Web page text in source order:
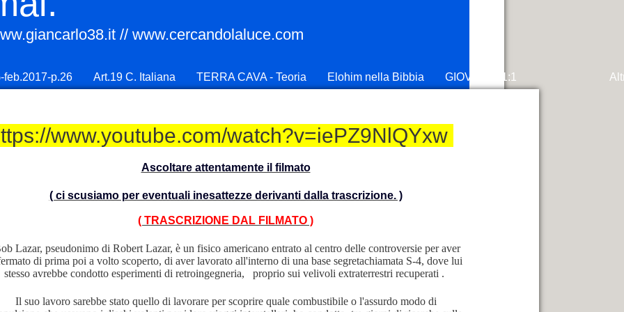
NELLO GNOSTICISMO
italiano
// www.cercandolaluce.com
feb.2017-p.26 Art.19 C. Italiana TERRA CAVA - Teoria Elohim nella Bibbia GIOVANNI 1:1
www.youtube.com/watch?v=iePZ9NlQYxw
Ascoltare attentamente il filmato
( ci scusiamo per eventuali inesattezze derivanti dalla trascrizione. )
( TRASCRIZIONE DAL FILMATO )
Lazar, pseudonimo di Robert Lazar, è un fisico americano entrato al centro delle controversie per aver
di prima poi a volto scoperto, di aver lavorato all'interno di una base segretachiamata S-4, dove lui
stesso avrebbe condotto esperimenti di retroingegneria, proprio sui velivoli extraterrestri recuperati .
Il suo lavoro sarebbe stato quello di lavorare per scoprire quale combustibile o l'assurdo modo di